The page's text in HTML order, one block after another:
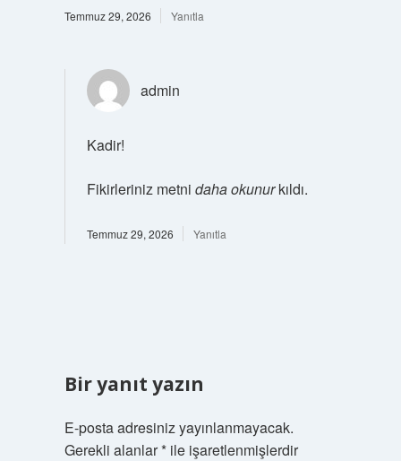
Temmuz 29, 2026 Yanıtla
admin
Kadir!
Fikirleriniz metni daha okunurkıldı.
Temmuz 29, 2026 Yanıtla
Bir yanıt yazın
E-posta adresiniz yayınlanmayacak.
Gerekli alanlar*ile işaretlenmişlerdir